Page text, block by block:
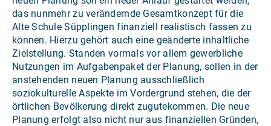
das nunmehr zu verändernde Gesamtkonzept für die
Alte Schule Süpplingen finanziell realistisch fassen zu
können. Hierzu gehört auch eine geänderte inhaltliche
Zielstellung. Standen vormals vor allem gewerbliche
Nutzungen im Aufgabenpaket der Planung, sollen in der
anstehenden neuen Planung ausschließlich
soziokulturelle Aspekte im Vordergrund stehen, die der
örtlichen Bevölkerung direkt zugutekommen. Die neue
Planung erfolgt also nicht nur aus finanziellen Gründen,